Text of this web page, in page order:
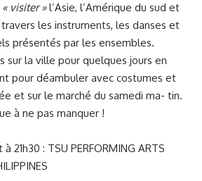
« visiter »l’Asie, l’Amérique du sud et
travers les instruments, les danses et
présentés par les ensembles.
sur la ville pour quelques jours en
pour déambuler avec costumes et
et sur le marché du samedi ma- tin.
à ne pas manquer !
21h30 : TSU PERFORMING ARTS